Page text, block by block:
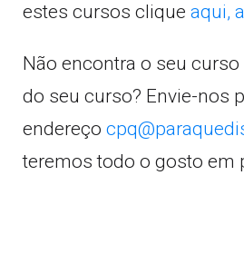
estes cursos clique aqui,
Não encontra o seu
do seu curso? Envie-nos
endereço
teremos todo o gosto em